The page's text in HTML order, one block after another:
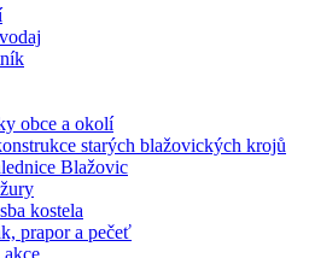
obce a okolí
starých blažovických krojů
Blažovic
kostela
prapor a pečeť